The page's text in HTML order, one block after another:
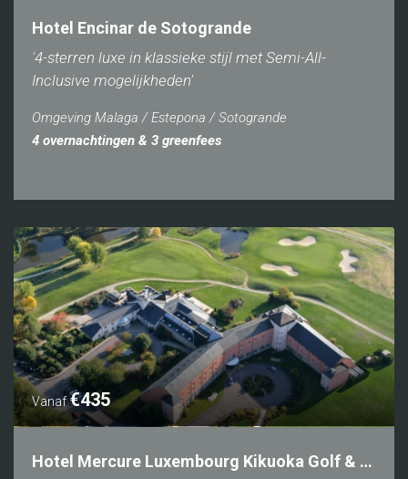
Hotel Encinar de Sotogrande
'4-sterren luxe in klassieke stijl met Semi-All-
Inclusive mogelijkheden'
Omgeving Malaga / Estepona / Sotogrande
4 overnachtingen & 3 greenfees
Vanaf€435
Hotel Mercure Luxembourg Kikuoka Golf & Spa